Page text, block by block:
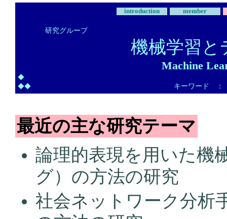
◆
◆◆
introduction member
研究グループ
機械学習と
Machine
キーワード ：
最近の主な研究テーマ
論理的表現を用いた機
グ）の方法の研究
社会ネットワーク分析